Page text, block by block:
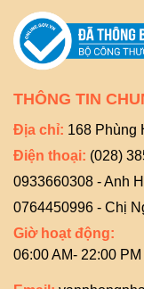
THÔNG TIN
Địa chỉ: 168 Phùng
Điện thoại: (028)
0933660308 - Anh
0764450996 - Chị
Giờ hoạt động:
06:00 AM- 22:00